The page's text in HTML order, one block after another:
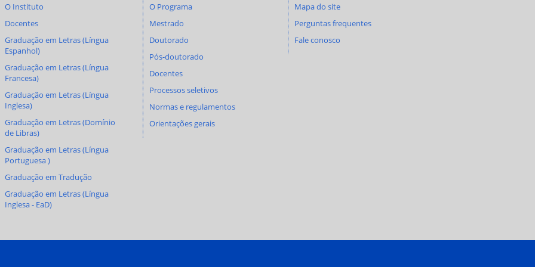
O Instituto
Docentes
Graduação em Letras (Língua
Espanhol)
Graduação em Letras (Língua
Francesa)
Graduação em Letras (Língua
Inglesa)
Graduação em Letras (Domínio
de Libras)
Graduação em Letras (Língua
Portuguesa )
Graduação em Tradução
Graduação em Letras (Língua
Inglesa - EaD)
O Programa
Mestrado
Doutorado
Pós-doutorado
Docentes
Processos seletivos
Normas e regulamentos
Orientações gerais
Mapa do site
Perguntas frequentes
Fale conosco